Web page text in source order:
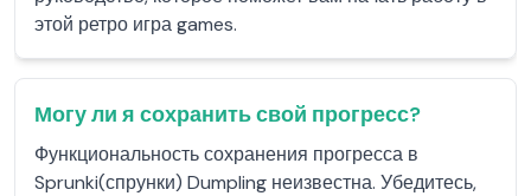
этой ретро игра games.
Могу ли я сохранить свой прогресс?
Функциональность сохранения прогресса в
Sprunki(спрунки) Dumpling неизвестна. Убедитесь,